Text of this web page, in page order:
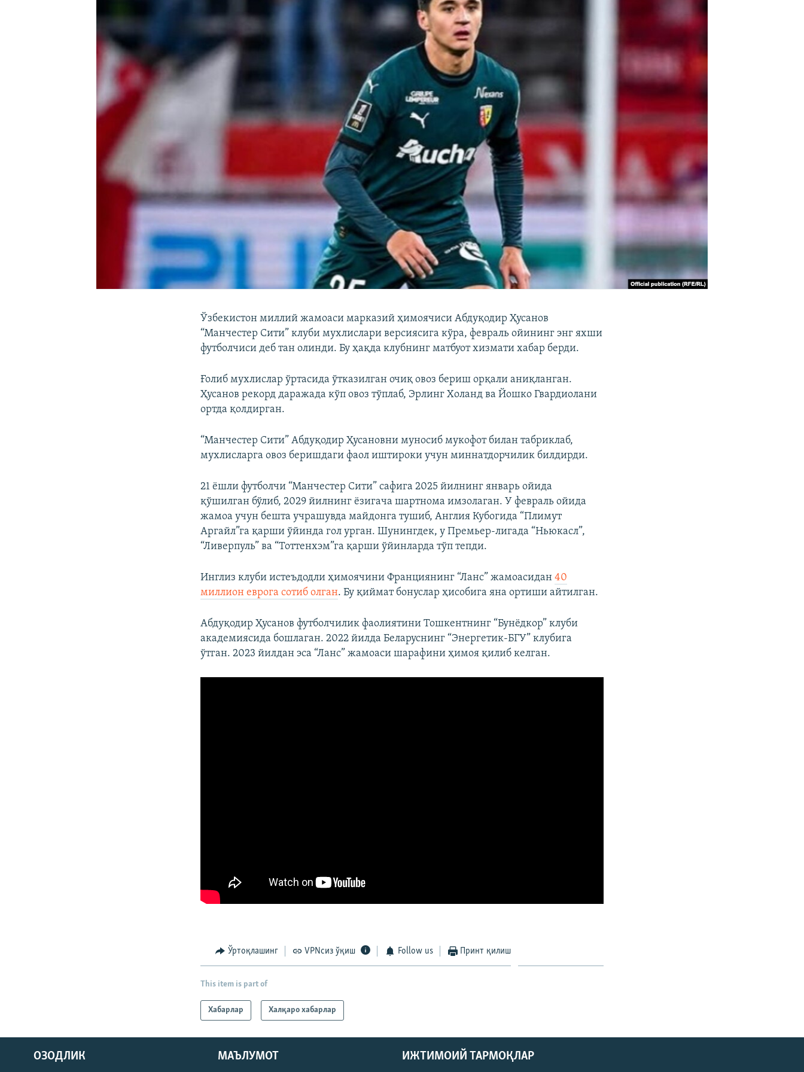
Ўзбекистон миллий жамоаси марказий ҳимоячиси Абдуқодир Ҳусанов
“Манчестер Сити” клуби мухлислари версиясига кўра, февраль ойининг энг яхши
футболчиси деб тан олинди. Бу ҳақда клубнинг матбуот хизмати хабар берди.
Ғолиб мухлислар ўртасида ўтказилган очиқ овоз бериш орқали аниқланган.
Ҳусанов рекорд даражада кўп овоз тўплаб, Эрлинг Холанд ва Йошко Гвардиолани
ортда қолдирган.
“Манчестер Сити” Абдуқодир Ҳусановни муносиб мукофот билан табриклаб,
мухлисларга овоз беришдаги фаол иштироки учун миннатдорчилик билдирди.
21 ёшли футболчи “Манчестер Сити” сафига 2025 йилнинг январь ойида
қўшилган бўлиб, 2029 йилнинг ёзигача шартнома имзолаган. У февраль ойида
жамоа учун бешта учрашувда майдонга тушиб, Англия Кубогида “Плимут
Аргайл”га қарши ўйинда гол урган. Шунингдек, у Премьер-лигада “Ньюкасл”,
“Ливерпуль” ва “Тоттенхэм”га қарши ўйинларда тўп тепди.
Инглиз клуби истеъдодли ҳимоячини Франциянинг “Ланс” жамоасидан40
миллион еврога сотиб олган. Бу қиймат бонуслар ҳисобига яна ортиши айтилган.
Абдуқодир Ҳусанов футболчилик фаолиятини Тошкентнинг “Бунёдкор” клуби
академиясида бошлаган. 2022 йилда Беларуснинг “Энергетик-БГУ” клубига
ўтган. 2023 йилдан эса “Ланс” жамоаси шарафини ҳимоя қилиб келган.
Ўртоқлашинг VPNсиз ўқиш Follow us Принт қилиш
This item is part of
Хабарлар Халқаро хабарлар
ИЖТИМОИЙ ТАРМОҚЛАР
ОЗОДЛИК МАЪЛУМОТ